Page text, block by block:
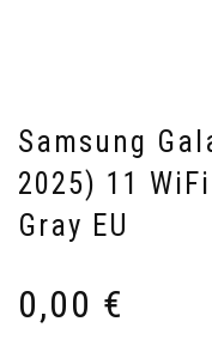
Samsung
2025) 11
Gray EU
0,00 €